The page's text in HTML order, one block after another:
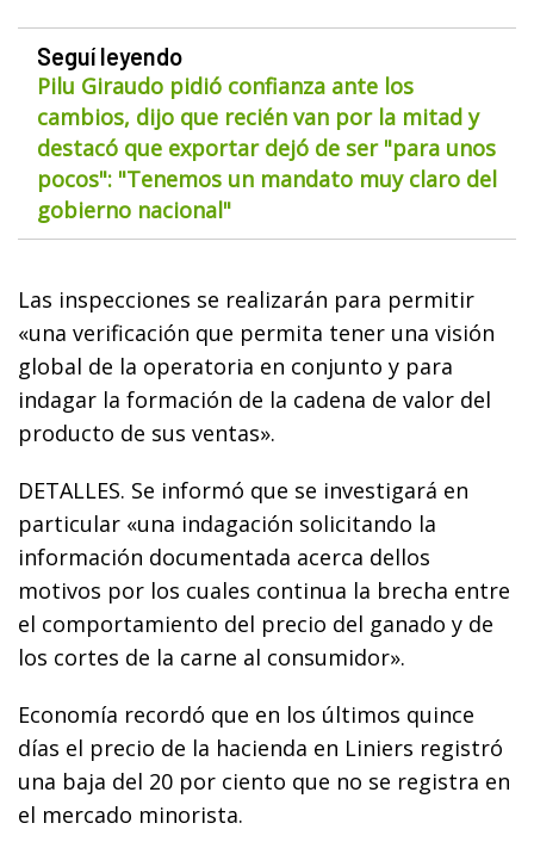
Seguí leyendo
Pilu Giraudo pidió confianza ante los
cambios, dijo que recién van por la mitad y
destacó que exportar dejó de ser "para unos
pocos": "Tenemos un mandato muy claro del
gobierno nacional"
Las inspecciones se realizarán para permitir
«una verificación que permita tener una visión
global de la operatoria en conjunto y para
indagar la formación de la cadena de valor del
producto de sus ventas».
DETALLES. Se informó que se investigará en
particular «una indagación solicitando la
información documentada acerca dellos
motivos por los cuales continua la brecha entre
el comportamiento del precio del ganado y de
los cortes de la carne al consumidor».
Economía recordó que en los últimos quince
días el precio de la hacienda en Liniers registró
una baja del 20 por ciento que no se registra en
el mercado minorista.